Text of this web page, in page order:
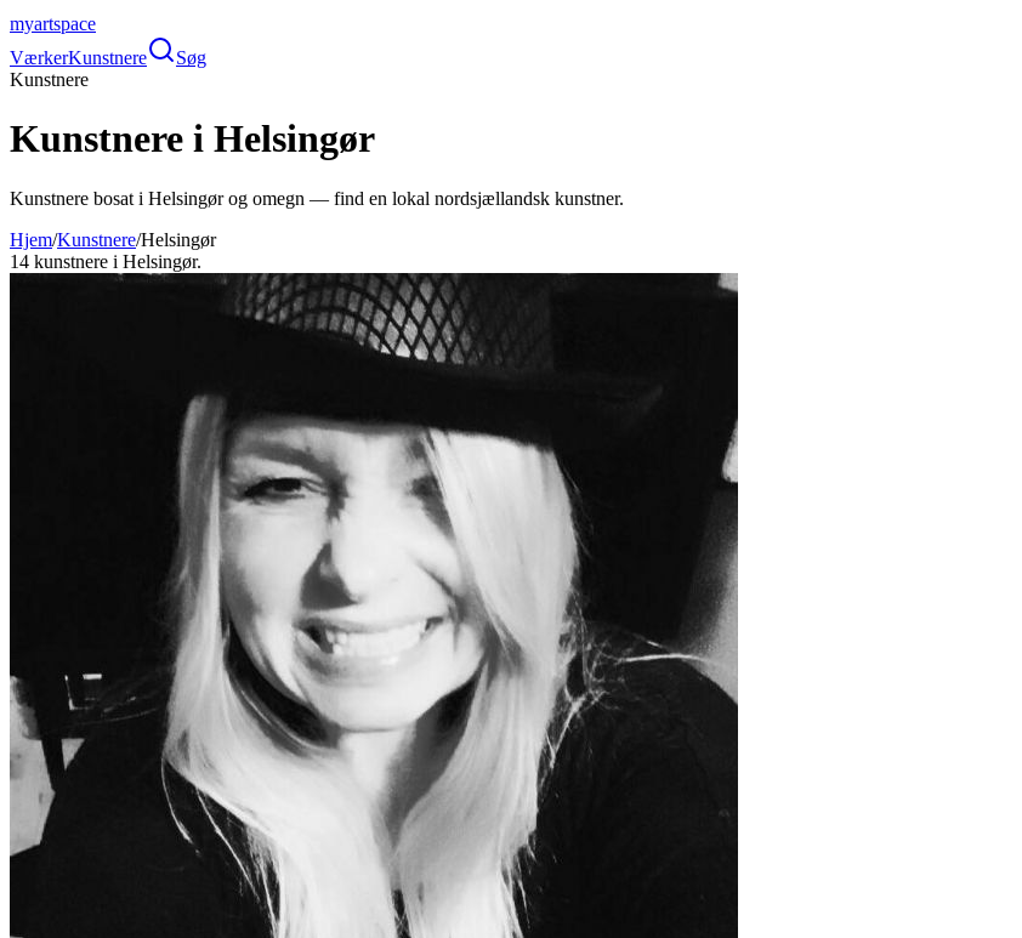
myartspace
VærkerKunstnere
Søg
Kunstnere
Kunstnere i Helsingør
Kunstnere bosat i Helsingør og omegn — find en lokal nordsjællandsk kunstner.
Hjem/Kunstnere/Helsingør
14 kunstnere i Helsingør.